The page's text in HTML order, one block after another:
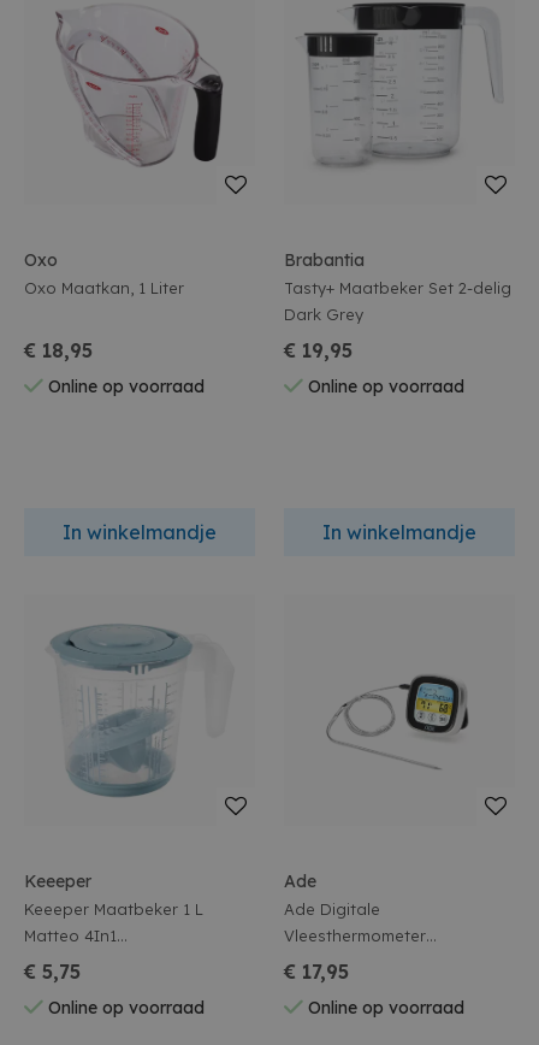
Oxo
Oxo Maatkan, 1 Liter
€ 18,95
Online op voorraad
In winkelmandje
Brabantia
Tasty+ Maatbeker Set 2-delig
Dark Grey
€ 19,95
Online op voorraad
In winkelmandje
Keeeper
Keeeper Maatbeker 1 L
Matteo 4In1
Transparant/Nordic Blue
€ 5,75
Online op voorraad
Ade
Ade Digitale
Vleesthermometer
7,6X7,6Xh2,5Cm Incl. 2X Aaa
€ 17,95
Online op voorraad